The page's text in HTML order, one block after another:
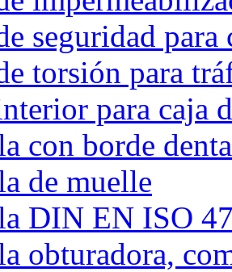
seguridad para
torsión para
para caja
con borde
de muelle
DIN EN ISO
obturadora,